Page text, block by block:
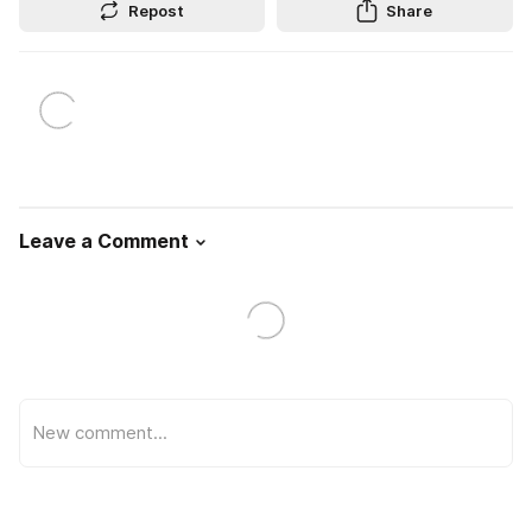
Repost Share
Leave a Comment